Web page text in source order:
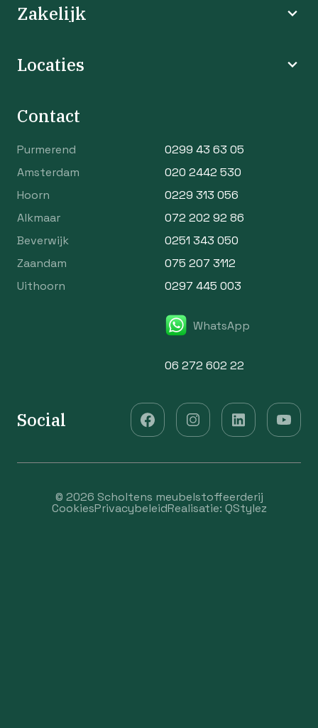
Zakelijk
Locaties
Contact
Purmerend
0299 43 63 05
Amsterdam
020 2442 530
Hoorn
0229 313 056
Alkmaar
072 202 92 86
Beverwijk
0251 343 050
Zaandam
075 207 3112
Uithoorn
0297 445 003
WhatsApp
06 272 602 22
Social
© 2026 Scholtens meubelstoffeerderij
CookiesPrivacybeleidRealisatie: QStylez